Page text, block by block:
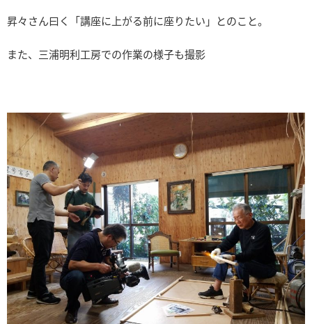
昇々さん曰く「講座に上がる前に座りたい」とのこと。
また、三浦明利工房での作業の様子も撮影